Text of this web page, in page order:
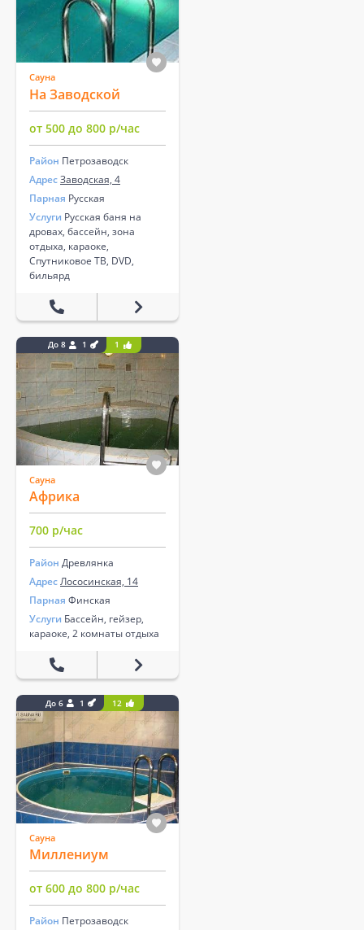
Сауна
На Заводской
от 500 до 800 р/час
Район Петрозаводск
АдресЗаводская, 4
Парная Русская
Услуги Русская баня на
дровах, бассейн, зона
отдыха, караоке,
Спутниковое ТВ, DVD,
бильярд
До 8 1 1
Сауна
Африка
700 р/час
Район Древлянка
АдресЛососинская, 14
Парная Финская
Услуги Бассейн, гейзер,
караоке, 2 комнаты отдыха
До 6 1 12
Сауна
Миллениум
от 600 до 800 р/час
Район Петрозаводск